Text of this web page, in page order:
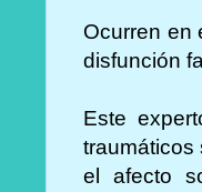
Ocurren en
disfunción
Este
traumáticos
el afecto